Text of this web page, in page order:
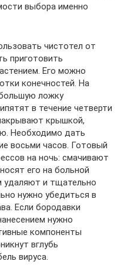
выбора именно
чистотел от
приготовить
Его можно
конечностей. На
ложку
в течение четверти
крышкой,
Необходимо дать
восьми часов. Готовый
на ночь: смачивают
его на больной
удаляют и тщательно
нужно убедиться в
Если бородавки
нужно
компоненты
вглубь
вируса.